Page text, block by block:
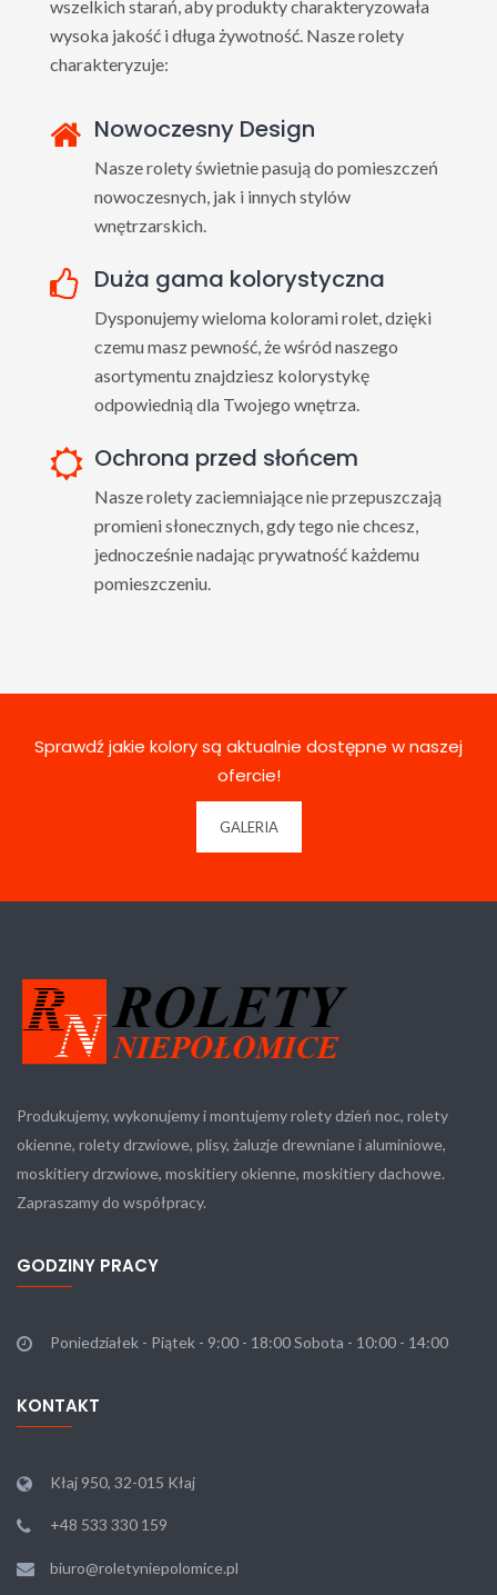
wszelkich starań, aby produkty charakteryzowała
wysoka jakość i długa żywotność. Nasze rolety
charakteryzuje:
Nowoczesny Design
Nasze rolety świetnie pasują do pomieszczeń
nowoczesnych, jak i innych stylów
wnętrzarskich.
Duża gama kolorystyczna
Dysponujemy wieloma kolorami rolet, dzięki
czemu masz pewność, że wśród naszego
asortymentu znajdziesz kolorystykę
odpowiednią dla Twojego wnętrza.
Ochrona przed słońcem
Nasze rolety zaciemniające nie przepuszczają
promieni słonecznych, gdy tego nie chcesz,
jednocześnie nadając prywatność każdemu
pomieszczeniu.
Sprawdź jakie kolory są aktualnie dostępne w naszej
ofercie!
GALERIA
Produkujemy, wykonujemy i montujemy rolety dzień noc, rolety
okienne, rolety drzwiowe, plisy, żaluzje drewniane i aluminiowe,
moskitiery drzwiowe, moskitiery okienne, moskitiery dachowe.
Zapraszamy do współpracy.
GODZINY PRACY
Poniedziałek - Piątek - 9:00 - 18:00 Sobota - 10:00 - 14:00
KONTAKT
Kłaj 950, 32-015 Kłaj
+48 533 330 159
biuro@roletyniepolomice.pl